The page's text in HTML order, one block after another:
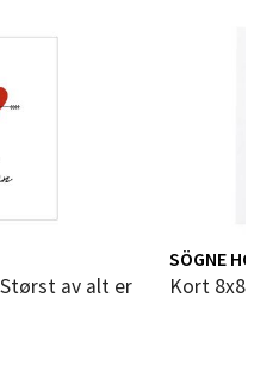
SÖGNE HOME
Kort 8x8
Ski
6, 1400 Ski